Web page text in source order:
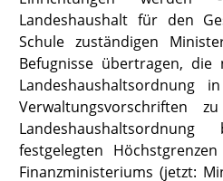
Landeshaushalt für den
Schule zuständigen
Befugnisse übertragen, die
Landeshaushaltsordnung in
festgelegten
Finanzministeriums(jetzt: